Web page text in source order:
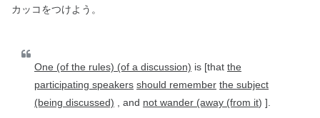
カッコをつけよう。
One (of the rules) (of a discussion) is [that the
participating speakers should remember the subject
(being discussed) , and not wander (away (from it) ].